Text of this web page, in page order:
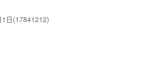
日(17841212)